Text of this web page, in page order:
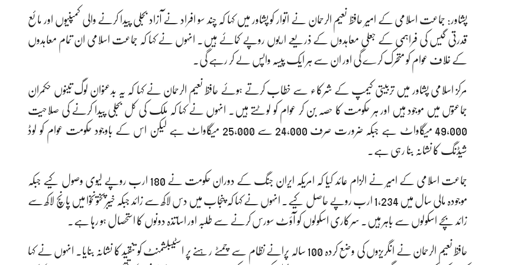
پشاور: جماعت اسلامی کے امیر حافظ نعیم الرحمان نے اتوار کو پشاور میں کہا کہ چند سو افراد نے آزاد بجلی پیدا کرنے والی کمپنیوں اور مائع
قدرتی گیس کی فراہمی کے جعلی معاہدوں کے ذریعے اربوں روپے کمائے ہیں۔ انہوں نے کہا کہ جماعت اسلامی ان تمام معاہدوں
کے خلاف عوام کو متحرک کرے گی اور ان سے ہر ایک پیسہ واپس لے کر رہے گی۔
مرکز اسلامی پشاور میں تربیتی کیمپ کے شرکاء سے خطاب کرتے ہوئے حافظ نعیم الرحمان نے کہا کہ یہ بدعنوان لوگ تینوں حکمران
جماعتوں میں موجود ہیں اور ہر حکومت کا حصہ بن کر عوام کو لوٹتے ہیں۔ انہوں نے کہا کہ ملک کی کل بجلی پیدا کرنے کی صلاحیت
49,000 میگاواٹ ہے جبکہ ضرورت صرف 24,000 سے 25,000 میگاواٹ ہے لیکن اس کے باوجود حکومت عوام کو لوڈ
شیڈنگ کا نشانہ بنا رہی ہے۔
جماعت اسلامی کے امیر نے الزام عائد کیا کہ امریکہ ایران جنگ کے دوران حکومت نے 180 ارب روپے لیوی وصول کیے جبکہ
موجودہ مالی سال میں 1,234 ارب روپے حاصل کیے۔ انہوں نے کہا کہ پنجاب میں دس لاکھ سے زائد جبکہ خیبرپختونخوا میں پانچ لاکھ سے
زائد بچے اسکولوں سے باہر ہیں۔ سرکاری اسکولوں کو آؤٹ سورس کرنے سے طلبہ اور اساتذہ دونوں کا استحصال ہو رہا ہے۔
حافظ نعیم الرحمان نے انگریزوں کی وضع کردہ 100 سالہ پرانے نظام سے چمٹے رہنے پر اسٹیبلشمنٹ کو تنقید کا نشانہ بنایا۔ انہوں نے کہا